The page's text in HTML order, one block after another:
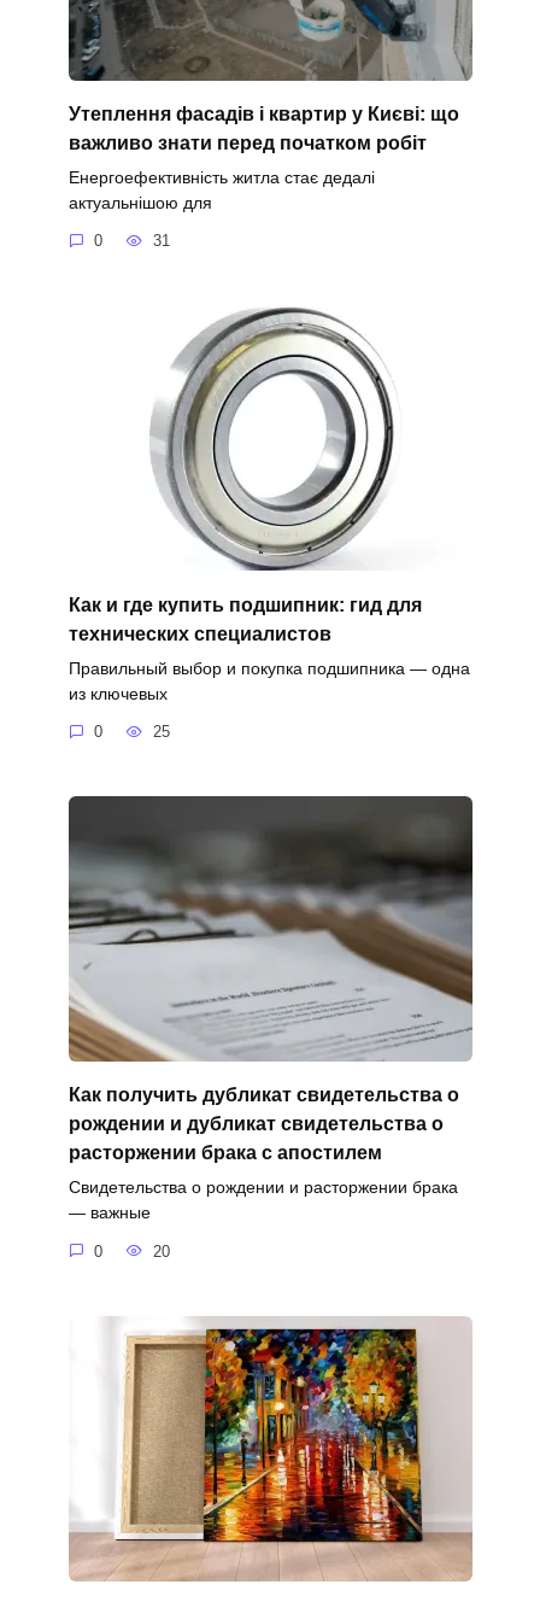
Утеплення фасадів і квартир у Києві: що
важливо знати перед початком робіт
Енергоефективність житла стає дедалі
актуальнішою для
0 31
Как и где купить подшипник: гид для
технических специалистов
Правильный выбор и покупка подшипника — одна
из ключевых
0 25
Как получить дубликат свидетельства о
рождении и дубликат свидетельства о
расторжении брака с апостилем
Свидетельства о рождении и расторжении брака
— важные
0 20